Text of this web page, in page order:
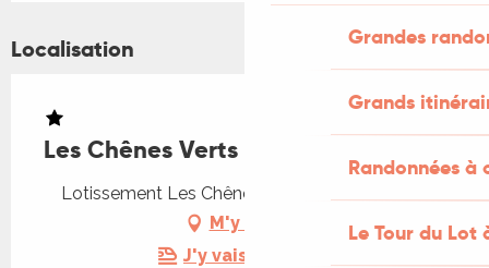
Grandes
Grands
Randonnées
Le Tour du Lot
Localisation
Les Chênes Verts
Lotissement Les Chênes Verts, 46000 Cahors
M'y rendre
J'y vais en train !